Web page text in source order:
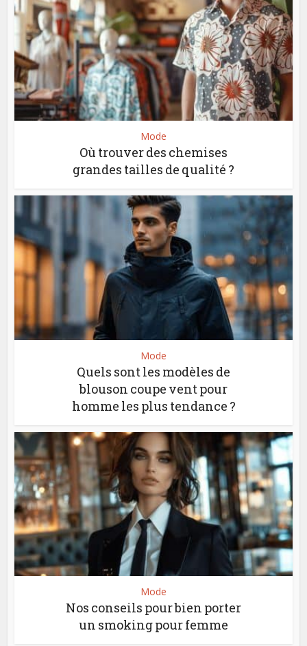
Mode
Où trouver des chemises
grandes tailles de qualité ?
Mode
Quels sont les modèles de
blouson coupe vent pour
homme les plus tendance ?
Mode
Nos conseils pour bien porter
un smoking pour femme